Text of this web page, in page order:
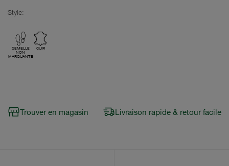
Style:
SEMELLE
NON
MARQUANTE
CUIR
Trouver en magasin Livraison rapide & retour facile